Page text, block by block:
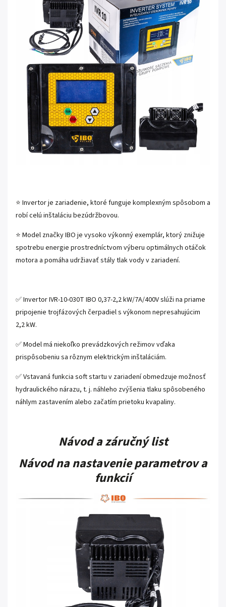
⭐ Invertor je zariadenie, ktoré funguje komplexným spôsobom a
robí celú inštaláciu bezúdržbovou.
⭐ Model značky IBO je vysoko výkonný exemplár, ktorý znižuje
spotrebu energie prostredníctvom výberu optimálnych otáčok
motora a pomáha udržiavať stály tlak vody v zariadení.
✅ Invertor IVR-10-030T IBO 0,37-2,2 kW/7A/400V slúži na priame
pripojenie trojfázových čerpadiel s výkonom nepresahujúcim
2,2 kW.
✅ Model má niekoľko prevádzkových režimov vďaka
prispôsobeniu sa rôznym elektrickým inštaláciám.
✅ Vstavaná funkcia soft startu v zariadení obmedzuje možnosť
hydraulického nárazu, t. j. náhleho zvýšenia tlaku spôsobeného
náhlym zastavením alebo začatím prietoku kvapaliny.
Návod a záručný list
Návod na nastavenie parametrov a
funkcií